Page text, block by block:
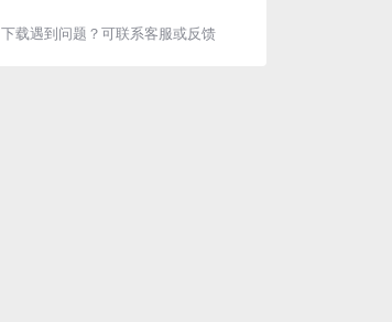
下载遇到问题？可联系客服或反馈